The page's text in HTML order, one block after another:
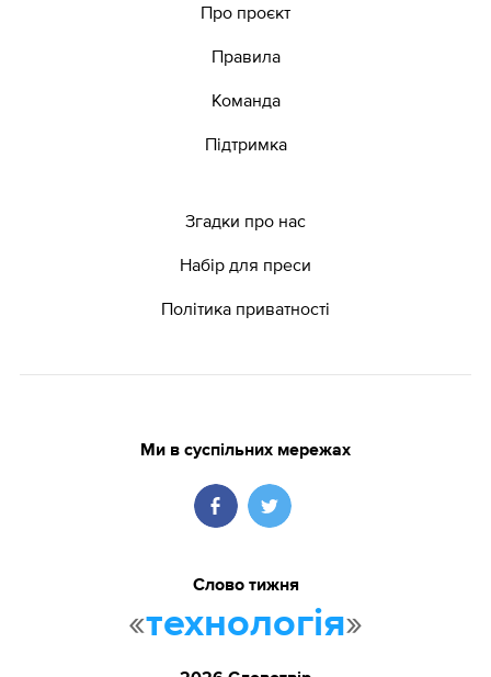
Про проєкт
Правила
Команда
Підтримка
Згадки про нас
Набір для преси
Політика приватності
Ми в суспільних мережах
Слово тижня
«технологія»